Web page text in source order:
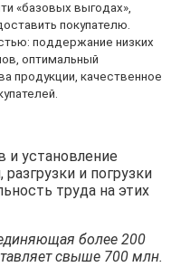
«базовых выгодах»,
покупателю.
поддержание низких
оптимальный
продукции, качественное
и установление
и погрузки
труда на этих
более 200
свыше 700 млн.